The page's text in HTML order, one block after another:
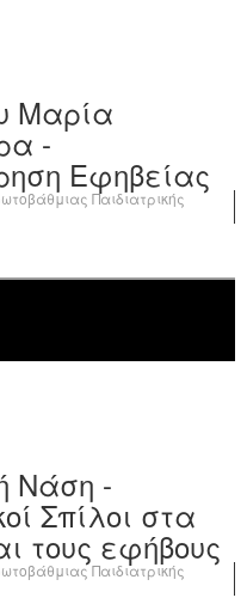
Μαρία
-
Εφηβείας
Παιδιατρικής
Νάση -
Σπίλοι στα
τους εφήβους
Παιδιατρικής